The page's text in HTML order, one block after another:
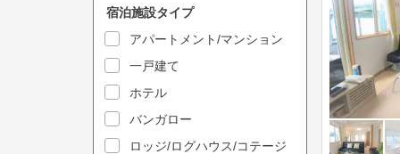
t
o
t
w
k
t
o
宿泊施設タイプ
アパートメント/マンション
一戸建て
ホテル
バンガロー
ロッジ/ログハウス/コテージ